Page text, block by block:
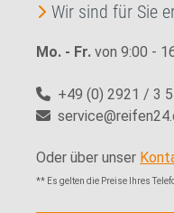
Wir sind für Sie
Mo. - Fr. von 9:00 -
+49 (0) 2921 / 3
Oder über unser
** Es gelten die Preise Ihres